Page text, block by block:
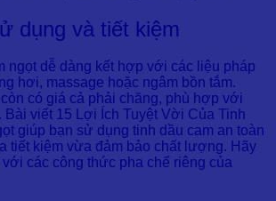
dụng và tiết kiệm
ngọt dễ dàng kết hợp với các liệu pháp
hơi, massage hoặc ngâm bồn tắm.
có giá cả phải chăng, phù hợp với
viết 15 Lợi Ích Tuyệt Vời Của Tinh
giúp bạn sử dụng tinh dầu cam an toàn
tiết kiệm vừa đảm bảo chất lượng. Hãy
các công thức pha chế riêng của